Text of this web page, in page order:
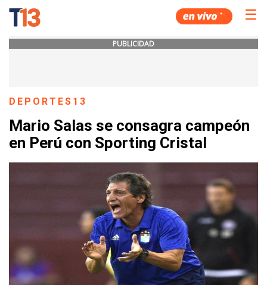
☰
PUBLICIDAD
DEPORTES13
Mario Salas se consagra campeón
en Perú con Sporting Cristal